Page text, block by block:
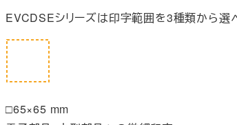
EVCDSEシリーズは印字範囲を3種類から選
□65×65 mm